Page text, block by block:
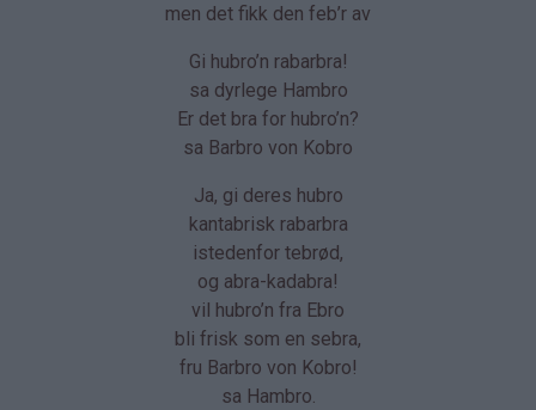
men det fikk den feb’r av
Gi hubro’n rabarbra!
sa dyrlege Hambro
Er det bra for hubro’n?
sa Barbro von Kobro
Ja, gi deres hubro
kantabrisk rabarbra
istedenfor tebrød,
og abra-kadabra!
vil hubro’n fra Ebro
bli frisk som en sebra,
fru Barbro von Kobro!
sa Hambro.